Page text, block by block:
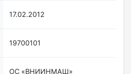
17.02.2012
19700101
ОС «ВНИИНМАШ»